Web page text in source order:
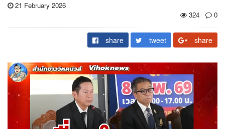
21 February 2026
324
0
share tweet share